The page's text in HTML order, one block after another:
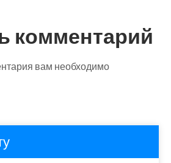
комментарий
вам необходимо